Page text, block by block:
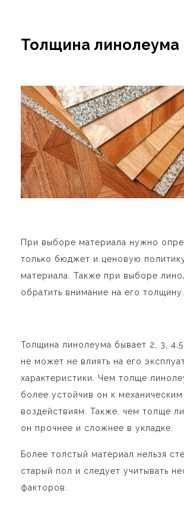
Толщина линолеума
При выборе материала нужно
только бюджет и ценовую
материала. Также при выборе
обратить внимание на его толщину.
Толщина линолеума бывает 2, 3,
не может не влиять на его
характеристики. Чем толще
более устойчив он к механическим
воздействиям. Также, чем толще
он прочнее и сложнее в укладке.
Более толстый материал нельзя
старый пол и следует учитывать
факторов.